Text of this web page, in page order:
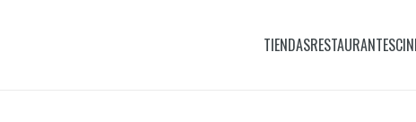
TIENDASRESTAURANTES